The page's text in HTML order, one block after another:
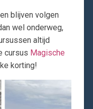
blijven volgen
wel onderweg,
altijd
cursus Magische
korting!